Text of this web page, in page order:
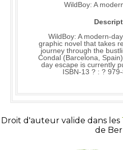
WildBoy: A
WildBoy: A modern-
graphic novel that takes
journey through the
Condal (Barcelona,
day escape is currently
ISBN-13 ? : ?
Droit d'auteur valide dans les
de